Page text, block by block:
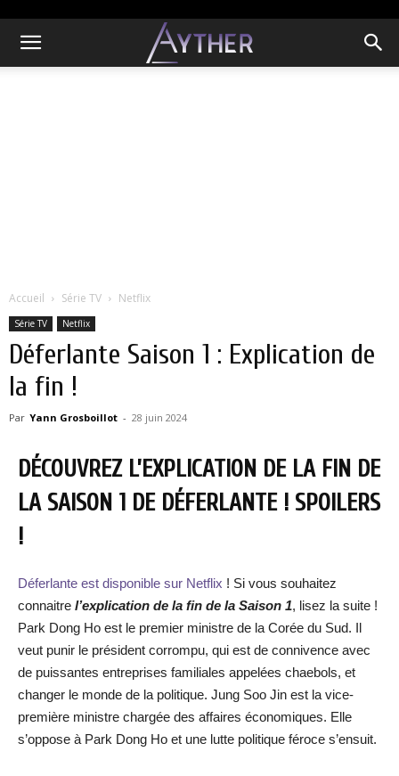
Accueil Série TV Netflix
Série TV Netflix
Déferlante Saison 1 : Explication de
la fin !
Par Yann Grosboillot - 28 juin 2024
DÉCOUVREZ L’EXPLICATION DE LA FIN DE
LA SAISON 1 DE DÉFERLANTE ! SPOILERS
!
Déferlante est disponible sur Netflix ! Si vous souhaitez
connaitre l’explication de la fin de la Saison 1, lisez la suite !
Park Dong Ho est le premier ministre de la Corée du Sud. Il
veut punir le président corrompu, qui est de connivence avec
de puissantes entreprises familiales appelées chaebols, et
changer le monde de la politique. Jung Soo Jin est la vice-
première ministre chargée des affaires économiques. Elle
s’oppose à Park Dong Ho et une lutte politique féroce s’ensuit.